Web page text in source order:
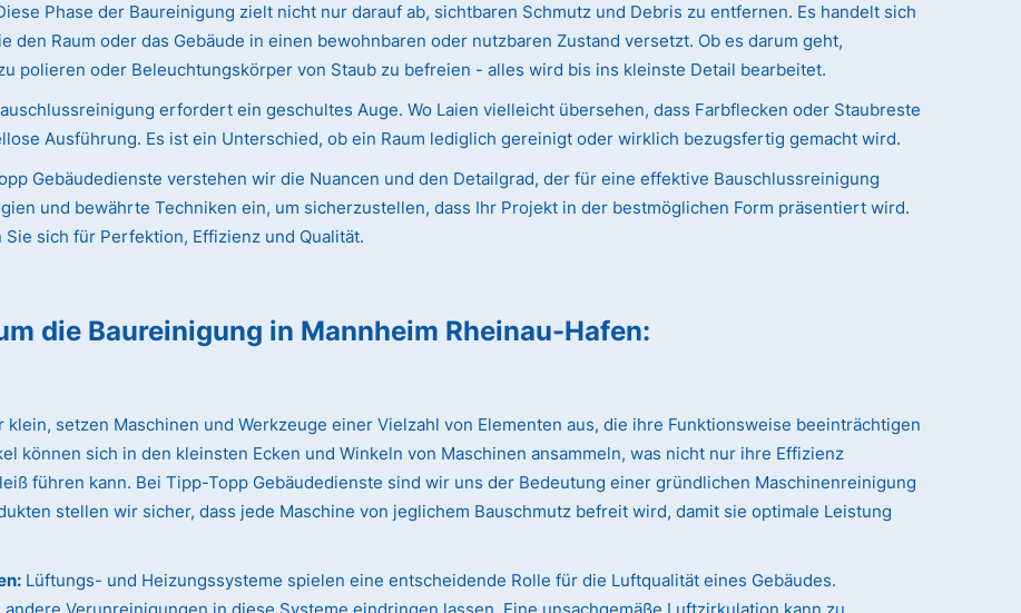
Phase der Baureinigung zielt nicht nur darauf ab, sichtbaren Schmutz und Debris zu entfernen. Es handelt sich
Raum oder das Gebäude in einen bewohnbaren oder nutzbaren Zustand versetzt. Ob es darum geht,
polieren oder Beleuchtungskörper von Staub zu befreien - alles wird bis ins kleinste Detail bearbeitet.
erfordert ein geschultes Auge. Wo Laien vielleicht übersehen, dass Farbflecken oder Staubreste
Ausführung. Es ist ein Unterschied, ob ein Raum lediglich gereinigt oder wirklich bezugsfertig gemacht wird.
Gebäudedienste verstehen wir die Nuancen und den Detailgrad, der für eine effektive Bauschlussreinigung
und bewährte Techniken ein, um sicherzustellen, dass Ihr Projekt in der bestmöglichen Form präsentiert wird.
sich für Perfektion, Effizienz und Qualität.
die Baureinigung in Mannheim Rheinau-Hafen:
klein, setzen Maschinen und Werkzeuge einer Vielzahl von Elementen aus, die ihre Funktionsweise beeinträchtigen
können sich in den kleinsten Ecken und Winkeln von Maschinen ansammeln, was nicht nur ihre Effizienz
führen kann. Bei Tipp-Topp Gebäudedienste sind wir uns der Bedeutung einer gründlichen Maschinenreinigung
stellen wir sicher, dass jede Maschine von jeglichem Bauschmutz befreit wird, damit sie optimale Leistung
Lüftungs- und Heizungssysteme spielen eine entscheidende Rolle für die Luftqualität eines Gebäudes.